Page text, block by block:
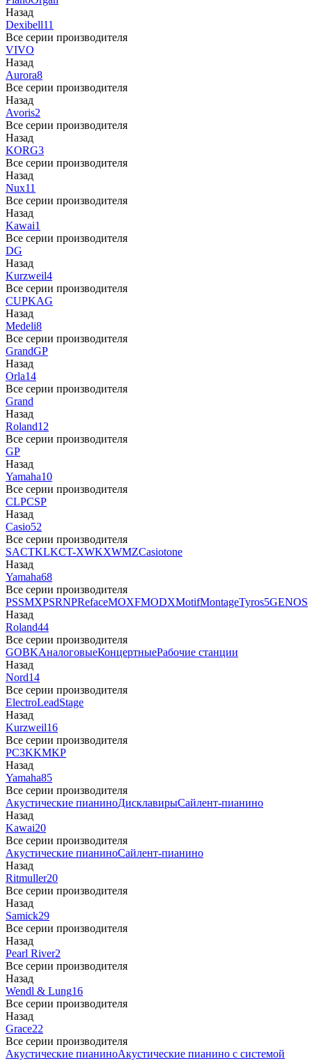
Назад
Dexibell11
Все серии производителя
VIVO
Назад
Aurora8
Все серии производителя
Назад
Avoris2
Все серии производителя
Назад
KORG3
Все серии производителя
Назад
Nux11
Все серии производителя
Назад
Kawai1
Все серии производителя
DG
Назад
Kurzweil4
Все серии производителя
CUPKAG
Назад
Medeli8
Все серии производителя
GrandGP
Назад
Orla14
Все серии производителя
Grand
Назад
Roland12
Все серии производителя
GP
Назад
Yamaha10
Все серии производителя
CLPCSP
Назад
Casio52
Все серии производителя
SACTKLKCT-XWKXWMZCasiotone
Назад
Yamaha68
Все серии производителя
PSSMXPSRNPRefaceMOXFMODXMotifMontageTyros5GENOS
Назад
Roland44
Все серии производителя
GOBKАналоговыеКонцертныеРабочие станции
Назад
Nord14
Все серии производителя
ElectroLeadStage
Назад
Kurzweil16
Все серии производителя
PC3KKMKP
Назад
Yamaha85
Все серии производителя
Акустические пианиноДисклавирыСайлент-пианино
Назад
Kawai20
Все серии производителя
Акустические пианиноСайлент-пианино
Назад
Ritmuller20
Все серии производителя
Назад
Samick29
Все серии производителя
Назад
Pearl River2
Все серии производителя
Назад
Wendl & Lung16
Все серии производителя
Назад
Grace22
Все серии производителя
Акустические пианиноАкустические пианино с системой